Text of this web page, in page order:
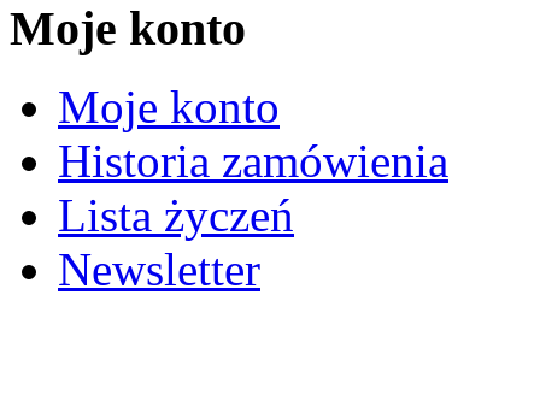
Moje konto
Moje konto
Historia zamówienia
Lista życzeń
Newsletter